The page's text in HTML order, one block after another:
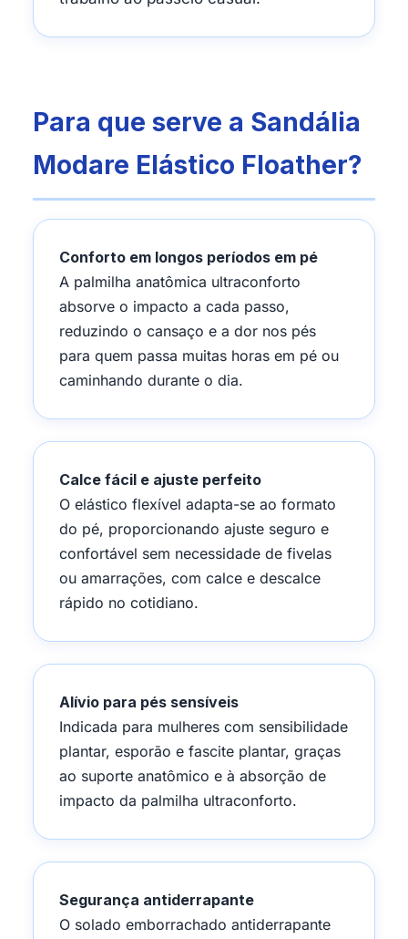
Para que serve a Sandália
Modare Elástico Floather?
Conforto em longos períodos em pé
A palmilha anatômica ultraconforto
absorve o impacto a cada passo,
reduzindo o cansaço e a dor nos pés
para quem passa muitas horas em pé ou
caminhando durante o dia.
Calce fácil e ajuste perfeito
O elástico flexível adapta-se ao formato
do pé, proporcionando ajuste seguro e
confortável sem necessidade de fivelas
ou amarrações, com calce e descalce
rápido no cotidiano.
Alívio para pés sensíveis
Indicada para mulheres com sensibilidade
plantar, esporão e fascite plantar, graças
ao suporte anatômico e à absorção de
impacto da palmilha ultraconforto.
Segurança antiderrapante
O solado emborrachado antiderrapante